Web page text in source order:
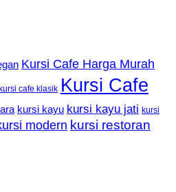
Kursi Cafe Harga Murah
kursi cafe klasik Kursi Cafe
kursi kayu kursi kayu jati kursi
modern kursi restoran